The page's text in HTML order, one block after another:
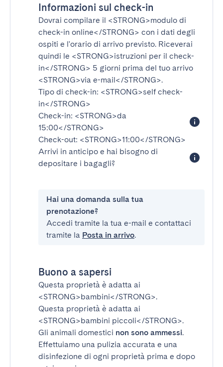
Informazioni sul check-in
Dovrai compilare il <STRONG>modulo di
check-in online</STRONG> con i dati degli
ospiti e l'orario di arrivo previsto. Riceverai
quindi le <STRONG>istruzioni per il check-
in</STRONG> 5 giorni prima del tuo arrivo
<STRONG>via e-mail</STRONG>.
Tipo di check-in: <STRONG>self check-
in</STRONG>
Check-in: <STRONG>da
15:00</STRONG>
Check-out: <STRONG>11:00</STRONG>
Arrivi in anticipo e hai bisogno di
depositare i bagagli?
Hai una domanda sulla tua
prenotazione?
Accedi tramite la tua e-mail e contattaci
tramite la Posta in arrivo.
Buono a sapersi
Questa proprietà è adatta ai
<STRONG>bambini</STRONG>.
Questa proprietà è adatta ai
<STRONG>bambini piccoli</STRONG>.
Gli animali domestici non sono ammessi.
Effettuiamo una pulizia accurata e una
disinfezione di ogni proprietà prima e dopo